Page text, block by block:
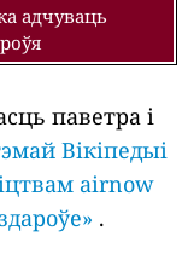
адчуваць
паветра і
Вікіпедыі
airnow
.